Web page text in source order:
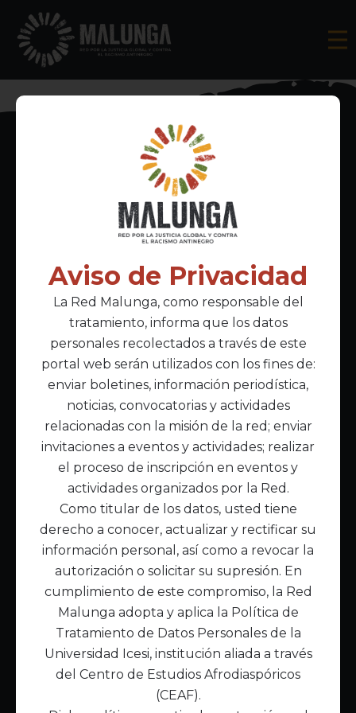
Inscríbete al boletín informativo
Acepto lapolítica de privacidad
Enlaces Principales
Inicio
Acerca de Malunga
Nuestra misión
Quiénes somos
Enlaces de interés
Publicaciones
Noticias
Contáctanos
Política de Tratamiento de Datos
Aviso de Privacidad
La Red Malunga, como responsable del
tratamiento, informa que los datos
personales recolectados a través de este
portal web serán utilizados con los fines de:
enviar boletines, información periodística,
noticias, convocatorias y actividades
relacionadas con la misión de la red; enviar
invitaciones a eventos y actividades; realizar
el proceso de inscripción en eventos y
actividades organizados por la Red.
Como titular de los datos, usted tiene
derecho a conocer, actualizar y rectificar su
información personal, así como a revocar la
autorización o solicitar su supresión. En
cumplimiento de este compromiso, la Red
Malunga adopta y aplica la Política de
Tratamiento de Datos Personales de la
Universidad Icesi, institución aliada a través
del Centro de Estudios Afrodiaspóricos
(CEAF).